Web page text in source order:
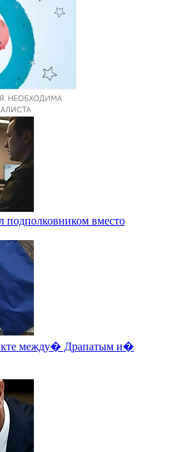
подполковником вместо
между� Драпатым и�